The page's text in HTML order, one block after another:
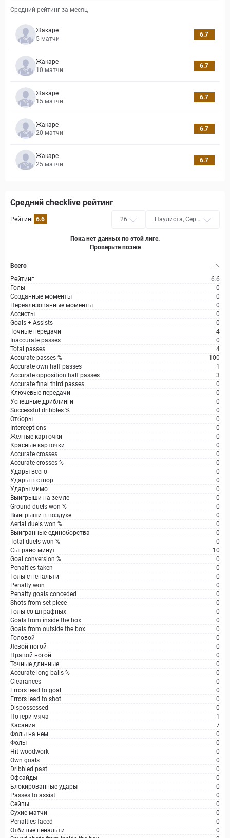
Средний рейтинг за месяц
Жакаре
5 матчи
6.7
Жакаре
10 матчи
6.7
Жакаре
15 матчи
6.7
Жакаре
20 матчи
6.7
Жакаре
25 матчи
6.7
Средний checklive рейтинг
Рейтинг 6.6 26
Паулиста, Сери
Пока нет данных по этой лиге.
Проверьте позже
Всего
Рейтинг
6.6
Голы
0
Созданные моменты
0
Нереализованные моменты
0
Ассисты
0
Goals + Assists
0
Точные передачи
4
Inaccurate passes
0
Total passes
4
Accurate passes %
100
Accurate own half passes
1
Accurate opposition half passes
3
Accurate final third passes
0
Ключевые передачи
0
Успешные дриблинги
0
Successful dribbles %
0
Отборы
0
Interceptions
0
Желтые карточки
0
Красные карточки
0
Accurate crosses
0
Accurate crosses %
0
Удары всего
0
Удары в створ
0
Удары мимо
0
Выигрыши на земле
0
Ground duels won %
0
Выигрыши в воздухе
0
Aerial duels won %
0
Выигранные единоборства
0
Total duels won %
0
Сыграно минут
10
Goal conversion %
0
Penalties taken
0
Голы с пенальти
0
Penalty won
0
Penalty goals conceded
0
Shots from set piece
0
Голы со штрафных
0
Goals from inside the box
0
Goals from outside the box
0
Головой
0
Левой ногой
0
Правой ногой
0
Точные длинные
0
Accurate long balls %
0
Clearances
0
Errors lead to goal
0
Errors lead to shot
0
Dispossessed
0
Потери мяча
1
Касания
7
Фолы на нем
0
Фолы
0
Hit woodwork
0
Own goals
0
Dribbled past
0
Офсайды
0
Блокированные удары
0
Passes to assist
0
Сейвы
0
Сухие матчи
0
Penalties faced
0
Отбитые пенальти
0